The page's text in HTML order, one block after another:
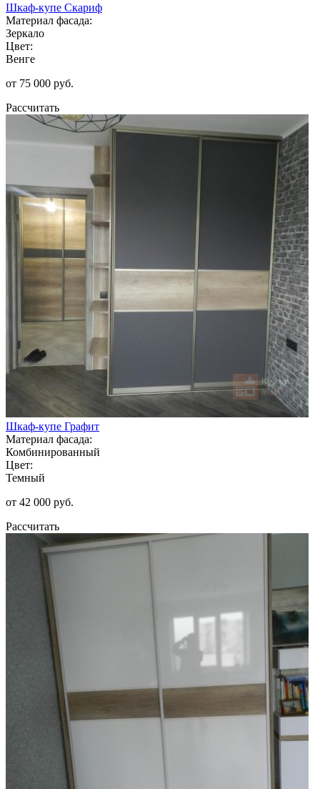
Шкаф-купе Скариф
Материал фасада:
Зеркало
Цвет:
Венге
от 75 000 руб.
Рассчитать
Шкаф-купе Графит
Материал фасада:
Комбинированный
Цвет:
Темный
от 42 000 руб.
Рассчитать